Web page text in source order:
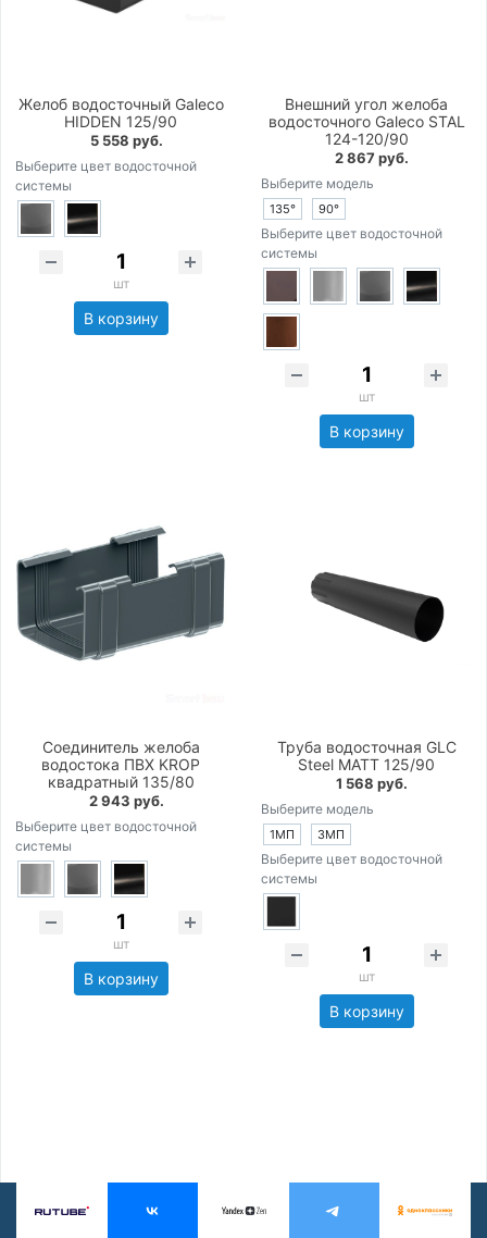
Желоб водосточный Galeco
HIDDEN 125/90
5 558 руб.
Выберите цвет водосточной
системы
шт
В корзину
Внешний угол желоба
водосточного Galeco STAL
124-120/90
2 867 руб.
Выберите модель
135° 90°
Выберите цвет водосточной
системы
шт
В корзину
Соединитель желоба
водостока ПВХ KROP
квадратный 135/80
2 943 руб.
Выберите цвет водосточной
системы
шт
В корзину
Труба водосточная GLC
Steel MATT 125/90
1 568 руб.
Выберите модель
1МП 3МП
Выберите цвет водосточной
системы
шт
В корзину